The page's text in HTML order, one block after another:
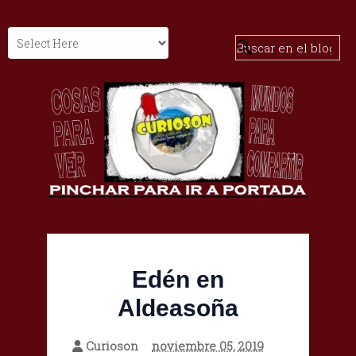
Edén en
Aldeasoña
Curioson
noviembre 05, 2019